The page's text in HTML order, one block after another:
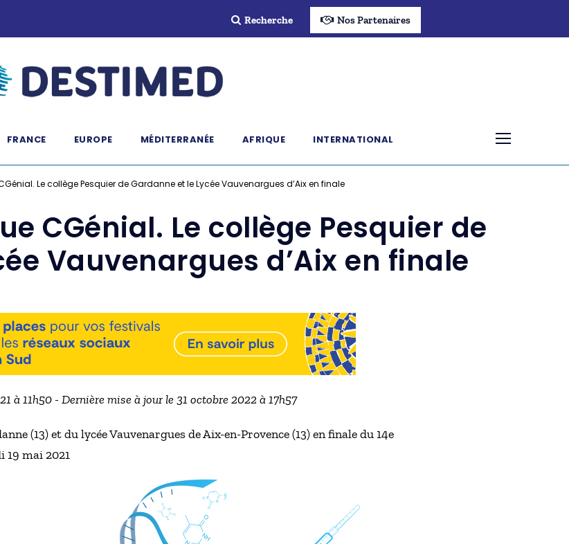
Recherche Nos Partenaires
FRANCE EUROPE MÉDITERRANÉE AFRIQUE INTERNATIONAL
Le collège Pesquier de Gardanne et le Lycée Vauvenargues d’Aix en finale
CGénial. Le collège Pesquier de
Vauvenargues d’Aix en finale
à 11h50 - Dernière mise à jour le 31 octobre 2022 à 17h57
(13) et du lycée Vauvenargues de Aix-en-Provence (13) en finale du 14e
19 mai 2021